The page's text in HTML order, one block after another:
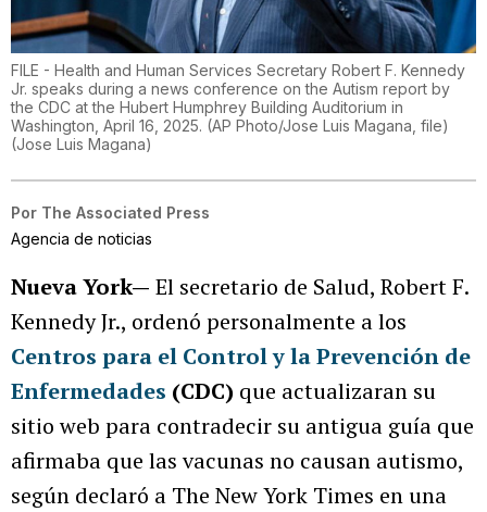
FILE - Health and Human Services Secretary Robert F. Kennedy
Jr. speaks during a news conference on the Autism report by
the CDC at the Hubert Humphrey Building Auditorium in
Washington, April 16, 2025. (AP Photo/Jose Luis Magana, file)
(Jose Luis Magana)
Por The Associated Press
Agencia de noticias
Nueva York— El secretario de Salud, Robert F.
Kennedy Jr., ordenó personalmente a los
Centros para el Control y la Prevención de
Enfermedades (CDC) que actualizaran su
sitio web para contradecir su antigua guía que
afirmaba que las vacunas no causan autismo,
según declaró a The New York Times en una